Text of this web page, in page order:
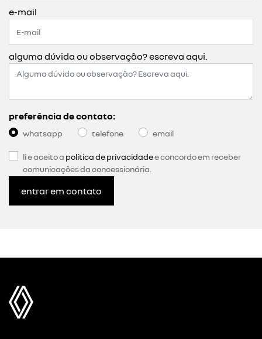
e-mail
alguma dúvida ou observação? escreva aqui.
preferência de contato:
whatsapp telefone email
li e aceito a política de privacidadee concordo em receber
comunicações da concessionária.
entrar em contato